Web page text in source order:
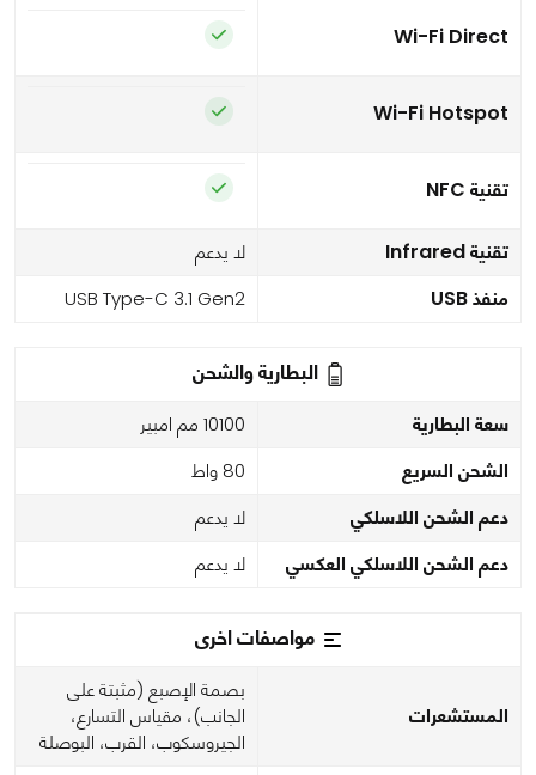
Wi-Fi Direct
Wi-Fi Hotspot
تقنية NFC
تقنية Infrared لا يدعم
منفذ USB USB Type-C 3.1 Gen2
البطارية والشحن
سعة البطارية 10100 مم امبير
الشحن السريع 80 واط
دعم الشحن اللاسلكي لا يدعم
دعم الشحن اللاسلكي العكسي لا يدعم
مواصفات اخرى
المستشعرات
بصمة الإصبع (مثبتة على
الجانب)، مقياس التسارع،
الجيروسكوب، القرب، البوصلة